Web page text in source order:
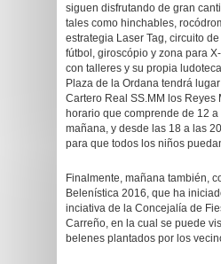
siguen disfrutando de gran
tales como hinchables,
estrategia Laser Tag, circuito
fútbol, giroscópio y zona para
con talleres y su propia
Plaza de la Ordana tendrá
Cartero Real SS.MM los Reyes
horario que comprende de 12
mañana, y desde las 18 a las
para que todos los niños
Finalmente, mañana también,
Belenística 2016, que ha
inciativa de la Concejalía de
Carreño, en la cual se puede
belenes plantados por los